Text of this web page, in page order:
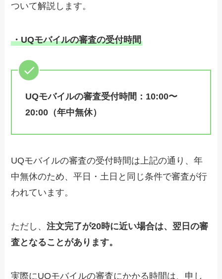
ついて解説します。
・UQモバイルの審査の受付時間
UQモバイルの審査受付時間：10:00〜
20:00（年中無休）
UQモバイルの審査の受付時間は上記の通り、年
中無休のため、平日・土日と同じ条件で審査が行
われています。
ただし、注文完了が20時に近い場合は、翌日の審
査となることがあります。
実際にUQモバイルの審査にかかる時間は、申し